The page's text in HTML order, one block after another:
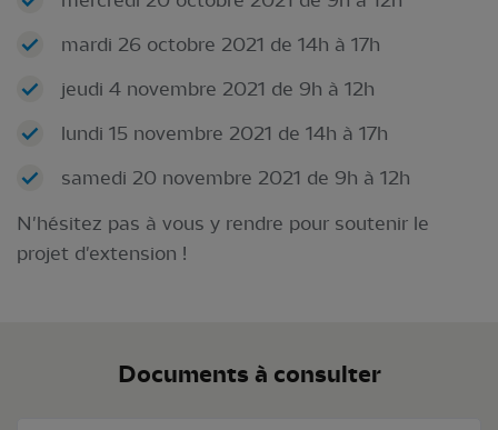
mardi 26 octobre 2021 de 14h à 17h
jeudi 4 novembre 2021 de 9h à 12h
lundi 15 novembre 2021 de 14h à 17h
samedi 20 novembre 2021 de 9h à 12h
N'hésitez pas à vous y rendre pour soutenir le
projet d'extension !
Documents à consulter